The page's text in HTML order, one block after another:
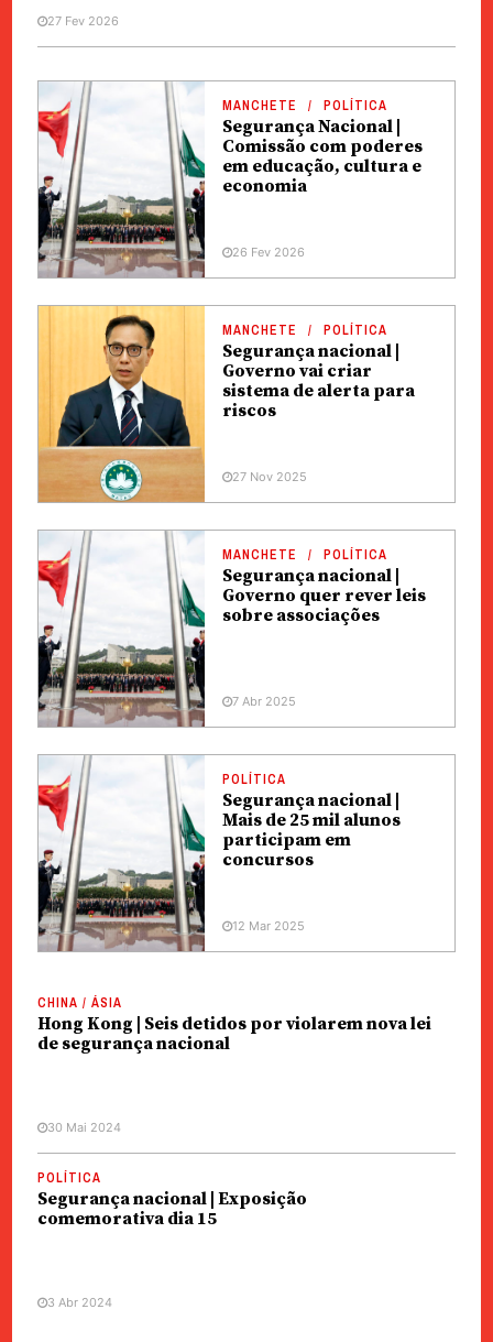
27 Fev 2026
MANCHETE POLÍTICA
Segurança Nacional |
Comissão com poderes
em educação, cultura e
economia
26 Fev 2026
MANCHETE POLÍTICA
Segurança nacional |
Governo vai criar
sistema de alerta para
riscos
27 Nov 2025
MANCHETE POLÍTICA
Segurança nacional |
Governo quer rever leis
sobre associações
7 Abr 2025
POLÍTICA
Segurança nacional |
Mais de 25 mil alunos
participam em
concursos
12 Mar 2025
CHINA / ÁSIA
Hong Kong | Seis detidos por violarem nova lei
de segurança nacional
30 Mai 2024
POLÍTICA
Segurança nacional | Exposição
comemorativa dia 15
3 Abr 2024